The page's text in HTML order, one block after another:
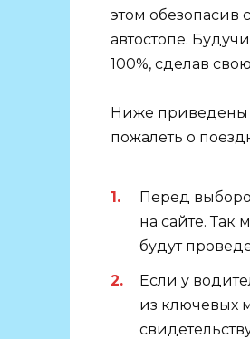
этом обезопасив
автостопе.
100%, сделав
Ниже приведены
пожалеть о
Перед
на сайте. Так
будут
Если у
из ключевых